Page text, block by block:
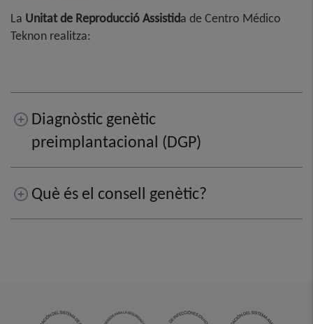
La Unitat de Reproducció Assistida de Centro Médico
Teknon realitza:
Diagnòstic genètic
preimplantacional (DGP)
Què és el consell genètic?